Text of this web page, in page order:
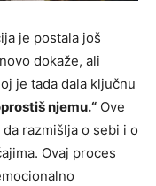
je postala još
dokaže, ali
je tada dala ključnu
njemu.“ Ove
razmišlja o sebi i o
Ovaj proces